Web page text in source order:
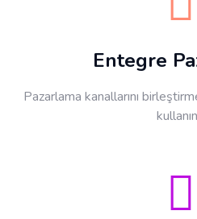
Entegre
Pazarlama kanallarını